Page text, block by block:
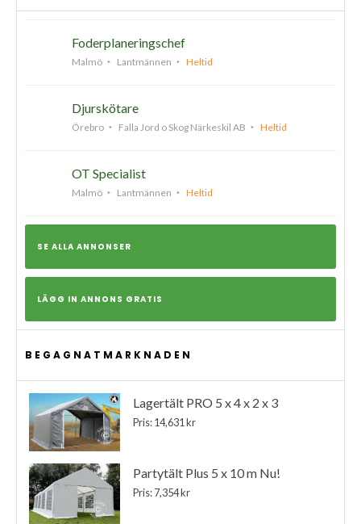
Foderplaneringschef
Malmö Lantmännen Heltid
Djurskötare
Örebro Falla Jord o Skog Närkeskil AB Heltid
OT Specialist
Malmö Lantmännen Heltid
SE ALLA ANNONSER
LÄGG IN ANNONS GRATIS
BEGAGNATMARKNADEN
Lagertält PRO 5 x 4 x 2 x 3
Pris: 14,631 kr
Partytält Plus 5 x 10 m Nu!
Pris: 7,354 kr